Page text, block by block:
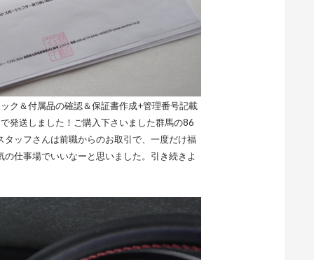
ク＆付属品の確認＆保証書作成+管理番号記載
発送しました！ご購入下さいました群馬の86
ッフさんは前職からのお取引で、一度だけ福
仕事場でいいなーと思いました。引き続きよ